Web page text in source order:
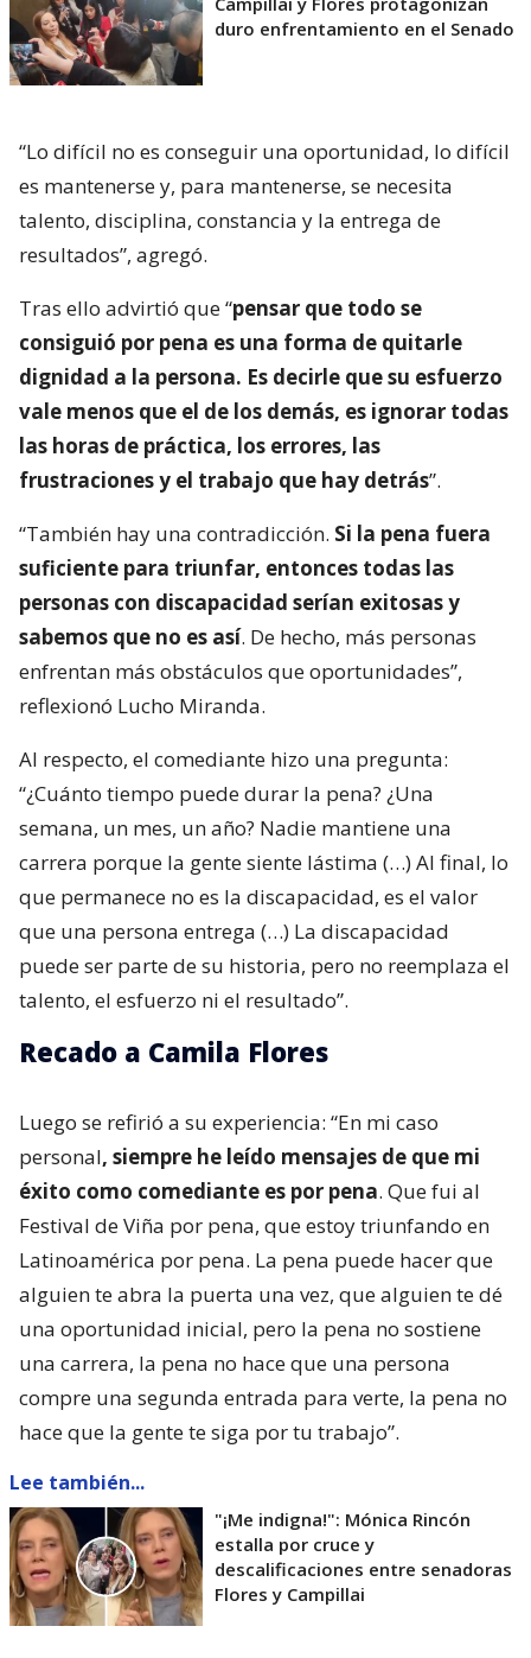
duro enfrentamiento en el Senado
“Lo difícil no es conseguir una oportunidad, lo difícil
es mantenerse y, para mantenerse, se necesita
talento, disciplina, constancia y la entrega de
resultados”, agregó.
Tras ello advirtió que “pensar que todo se
consiguió por pena es una forma de quitarle
dignidad a la persona. Es decirle que su esfuerzo
vale menos que el de los demás, es ignorar todas
las horas de práctica, los errores, las
frustraciones y el trabajo que hay detrás”.
“También hay una contradicción. Si la pena fuera
suficiente para triunfar, entonces todas las
personas con discapacidad serían exitosas y
sabemos que no es así. De hecho, más personas
enfrentan más obstáculos que oportunidades”,
reflexionó Lucho Miranda.
Al respecto, el comediante hizo una pregunta:
“¿Cuánto tiempo puede durar la pena? ¿Una
semana, un mes, un año? Nadie mantiene una
carrera porque la gente siente lástima (…) Al final, lo
que permanece no es la discapacidad, es el valor
que una persona entrega (…) La discapacidad
puede ser parte de su historia, pero no reemplaza el
talento, el esfuerzo ni el resultado”.
Recado a Camila Flores
Luego se refirió a su experiencia: “En mi caso
personal, siempre he leído mensajes de que mi
éxito como comediante es por pena. Que fui al
Festival de Viña por pena, que estoy triunfando en
Latinoamérica por pena. La pena puede hacer que
alguien te abra la puerta una vez, que alguien te dé
una oportunidad inicial, pero la pena no sostiene
una carrera, la pena no hace que una persona
compre una segunda entrada para verte, la pena no
hace que la gente te siga por tu trabajo”.
Lee también...
"¡Me indigna!": Mónica Rincón
estalla por cruce y
descalificaciones entre senadoras
Flores y Campillai